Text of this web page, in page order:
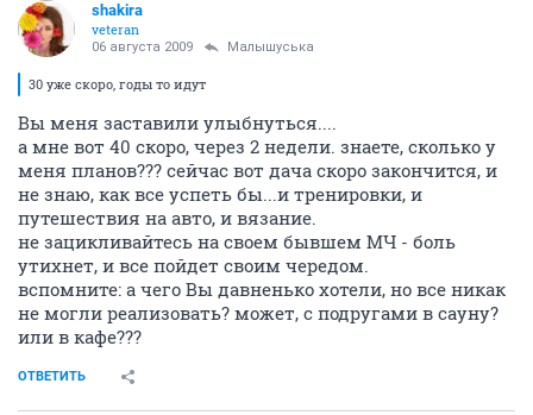
shakira
veteran
06 августа 2009 Малышуська
30 уже скоро, годы то идут
Вы меня заставили улыбнуться....
а мне вот 40 скоро, через 2 недели. знаете, сколько у
меня планов??? сейчас вот дача скоро закончится, и
не знаю, как все успеть бы...и тренировки, и
путешествия на авто, и вязание.
не зацикливайтесь на своем бывшем МЧ - боль
утихнет, и все пойдет своим чередом.
вспомните: а чего Вы давненько хотели, но все никак
не могли реализовать? может, с подругами в сауну?
или в кафе???
ОТВЕТИТЬ